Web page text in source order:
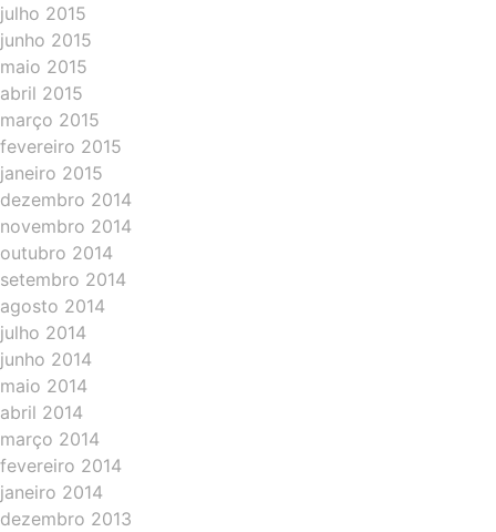
julho 2015
junho 2015
maio 2015
abril 2015
março 2015
fevereiro 2015
janeiro 2015
dezembro 2014
novembro 2014
outubro 2014
setembro 2014
agosto 2014
julho 2014
junho 2014
maio 2014
abril 2014
março 2014
fevereiro 2014
janeiro 2014
dezembro 2013